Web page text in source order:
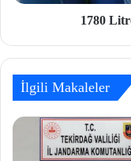
1780
İlgili Makaleler